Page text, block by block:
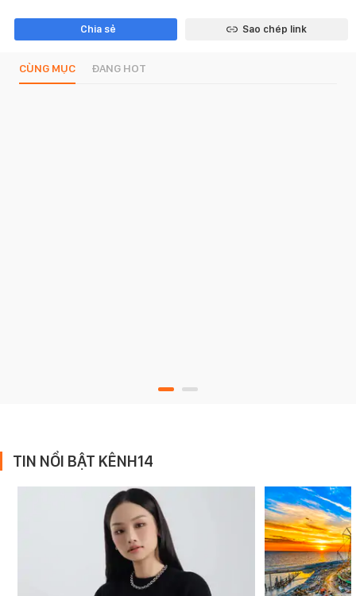
Chia sẻ Sao chép link
CÙNG MỤC ĐANG HOT
TIN NỔI BẬT KÊNH14